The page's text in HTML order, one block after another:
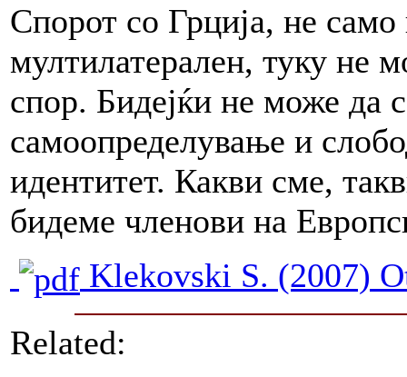
Спорот со Грција, не
мултилатерален, туку не
спор. Бидејќи не може да
самоопределување и
идентитет. Какви сме,
бидеме членови на
Klekovski S. (2007)
Related: